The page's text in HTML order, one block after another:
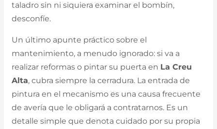
taladro sin ni siquiera examinar el bombín,
desconfíe.
Un último apunte práctico sobre el
mantenimiento, a menudo ignorado: si va a
realizar reformas o pintar su puerta en La Creu
Alta, cubra siempre la cerradura. La entrada de
pintura en el mecanismo es una causa frecuente
de avería que le obligará a contratarnos. Es un
detalle simple que denota cuidado por su propia